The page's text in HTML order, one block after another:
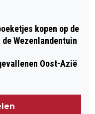
WORDEN
EXPOSITIE
kopen op de
Wezenlandentuin
Oost-Azië